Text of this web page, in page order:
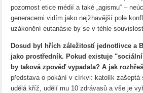
pozornost etice médií a také „agismu“ –
generacemi vidím jako nejžhavější pole
uzákonění eutanásie by se v téhle
Dosud byl hřích záležitostí jednotlivce a
jako prostředník. Pokud existuje
by taková zpověď vypadala? A jak
představa o pokání v církvi: katolík
udělá kříž, udělí mu 10 zdrávasů a vše je